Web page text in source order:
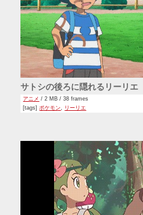
サトシの後ろに隠れるリーリエ
アニメ / 2 MB / 38 frames
[tags] ポケモン リーリエ